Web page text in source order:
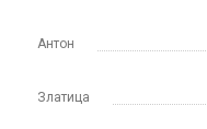
Антон
Златица